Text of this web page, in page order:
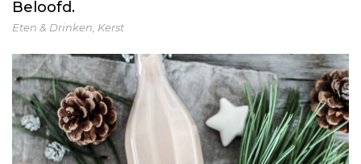
Beloofd.
Eten & Drinken Kerst